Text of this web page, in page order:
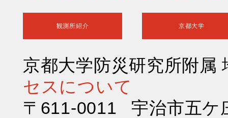
観測所紹介 京都大学
京都大学防災研究所附
セスについて
〒611-0011 宇治市五ケ